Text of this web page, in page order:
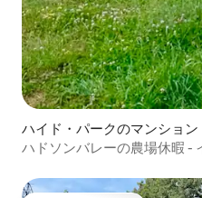
ハイド・パークのマンション
ハドソンバレーの農場休暇 -